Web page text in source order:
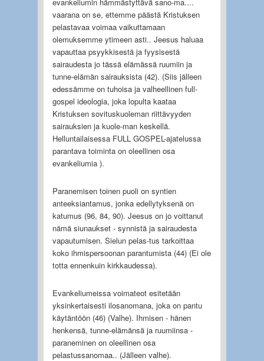
vaarana on se, ettemme päästä Kristuksen
pelastavaa voimaa vaikuttamaan
olemuksemme ytimeen asti.. Jeesus haluaa
vapauttaa psyykkisestä ja fyysisestä
sairaudesta jo tässä elämässä ruumiin ja
tunne-elämän sairauksista (42). (Siis jälleen
edessämme on tuhoisa ja valheellinen full-
gospel ideologia, joka lopulta kaataa
Kristuksen sovituskuoleman riittävyyden
sairauksien ja kuole-man keskellä.
Helluntailaisessa FULL GOSPEL-ajatelussa
parantava toiminta on oleellinen osa
evankeliumia ).
Paranemisen toinen puoli on syntien
anteeksiantamus, jonka edellytyksenä on
katumus (96, 84, 90). Jeesus on jo voittanut
nämä siunaukset - synnistä ja sairaudesta
vapautumisen. Sielun pelas-tus tarkoittaa
koko ihmispersoonan parantumista (44) (Ei ole
totta ennenkuin kirkkaudessa).
Evankeliumeissa voimateot esitetään
yksinkertaisesti ilosanomana, joka on pantu
käytäntöön (46) (Valhe). Ihmisen - hänen
henkensä, tunne-elämänsä ja ruumiinsa -
paraneminen on oleellinen osa
pelastussanomaa.. (Jälleen valhe).